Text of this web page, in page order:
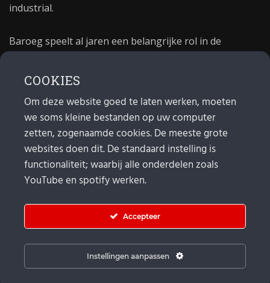
industrial.
Baroeg speelt al jaren een belangrijke rol in de
poppodium 40 jaar.
MAIL
Algemeen: info@baroeg.nl
Bands & boeking: leon@baroeg.nl
Promotie & publiciteit: francis@baroeg.nl
COOKIES
Om deze website goed te laten werken, moeten
we soms kleine bestanden op uw computer
zetten, zogenaamde cookies. De meeste grote
websites doen dit. De standaard instelling is
functionaliteit; waarbij alle onderdelen zoals
YouTube en spotify werken.
Accepteer
Instellingen aanpassen